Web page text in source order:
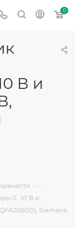
0
В и
—
0…10 В и
Siemens